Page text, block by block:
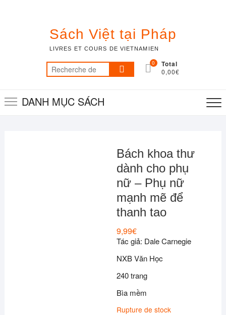
Sách Việt tại Pháp
LIVRES ET COURS DE VIETNAMIEN
Recherche
pour :
0 Total
0,00€
DANH MỤC SÁCH
Bách khoa thư
dành cho phụ
nữ – Phụ nữ
mạnh mẽ để
thanh tao
9,99€
Tác giả: Dale Carnegie
NXB Văn Học
240 trang
Bìa mềm
Rupture de stock